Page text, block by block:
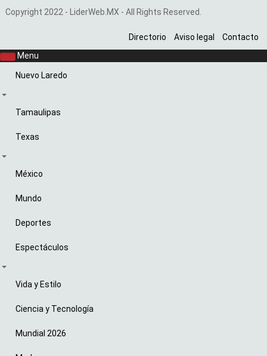
Copyright 2022 - LiderWeb.MX - All Rights Reserved.
Directorio Aviso legal
Contacto
Menu
Nuevo Laredo
Tamaulipas
Texas
México
Mundo
Deportes
Espectáculos
Vida y Estilo
Ciencia y Tecnología
Mundial 2026